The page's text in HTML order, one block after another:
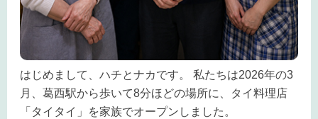
はじめまして、ハチとナカです。 私たちは2026年の3
月、葛西駅から歩いて8分ほどの場所に、タイ料理店
「タイタイ」を家族でオープンしました。